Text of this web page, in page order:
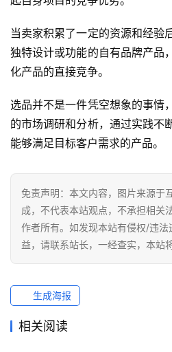
当卖家积累了一定的资源和经验
独特设计或功能的自有品牌产品
化产品的直接竞争。
选品并不是一件凭空想象的事情
的市场调研和分析，通过实践不
能够满足目标客户需求的产品。
免责声明：本文内容，图片来源于
成，不代表本站观点，不承担相关
作者所有。如发现本站有侵权/违
益，请联系站长，一经查实，本站
生成海报
相关阅读